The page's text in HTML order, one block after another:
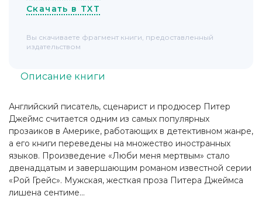
Английский писатель, сценарист и продюсер Питер
Джеймс считается одним из самых популярных
прозаиков в Америке, работающих в детективном жанре,
а его книги переведены на множество иностранных
языков. Произведение «Люби меня мертвым» стало
двенадцатым и завершающим романом известной серии
«Рой Грейс». Мужская, жесткая проза Питера Джеймса
лишена сентиме...
Описание книги
Скачать в TXT
Вы скачиваете фрагмент книги, предоставленный
издательством